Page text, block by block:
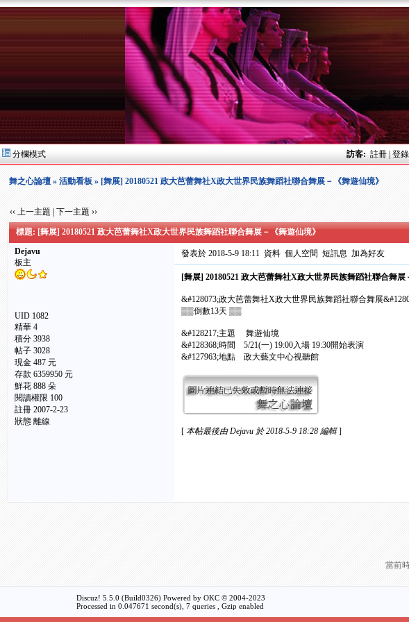
分欄模式 訪客: 註冊| 登錄|
舞之心論壇 »活動看板 » [舞展] 20180521 政大芭蕾舞社X政大世界民族舞蹈社聯合舞展－《舞遊仙境》
‹‹ 上一主題 下一主題 ››
標題: [舞展] 20180521 政大芭蕾舞社X政大世界民族舞蹈社聯合舞展－《舞遊仙境》
Dejavu
板主
UID 1082
精華4
積分 3938
帖子 3028
現金 487 元
存款 6359950 元
鮮花 888 朵
閱讀權限 100
註冊 2007-2-23
狀態 離線
發表於 2018-5-9 18:11 資料 個人空間 短訊息 加為好友
[舞展] 20180521 政大芭蕾舞社X政大世界民族舞蹈社聯合舞展
&#128073;政大芭蕾舞社X政大世界民族舞蹈社聯合舞展
▒▒倒數13天 ▒▒
&#128217;主題 舞遊仙境
&#128368;時間 5/21(一) 19:00入場 19:30開始表演
&#127963;地點 政大藝文中心視聽館
[ 本帖最後由 Dejavu 於 2018-5-9 18:28 編輯]
當前
Discuz! 5.5.0 (Build0326) Powered by OKC © 2004-2023
Processed in 0.047671 second(s), 7 queries , Gzip enabled